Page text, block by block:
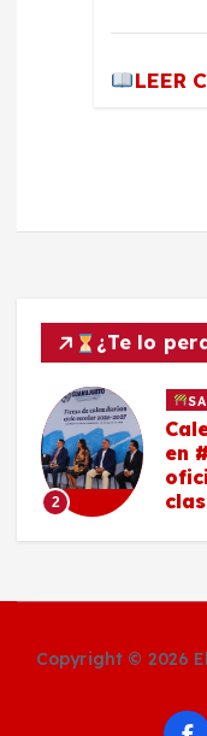
LEER
¿Te lo
2
en
Copyright © 2026